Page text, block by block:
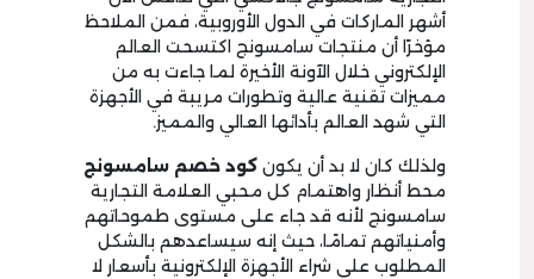
أشهر الماركات في الدول الأوروبية، فمن الملاحظ
مؤخرًا أن منتجات سامسونج اكتسحت العالم
الإلكتروني خلال الآونة الأخيرة لما جاءت به من
مميزات تقنية عالية وتطورات مريبة في الأجهزة
التي شهد العالم بأدائها العالي والمميز.
ولذلك كان لا بد أن يكون كود خصم سامسونج
محط أنظار واهتمام كل محبي العلامة التجارية
سامسونج لأنه قد جاء على مستوى طموحاتهم
وأمنياتهم تمامًا، حيث إنه سيساعدهم بالشكل
المطلوب على شراء الأجهزة الإلكترونية بأسعار لا